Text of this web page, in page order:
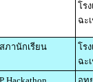
โร
ฉะ
ภานักเรียน
โร
ฉะ